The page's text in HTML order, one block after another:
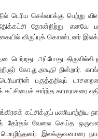
பெரிய செல்வாக்கு பெற்று
தோன்றிற்று. எனவே
விருப்புக் கொண்டனர்
அப்போது
கோ.து.நாயுடுநின்றார்.
பகுத்தறிவுப்
கட்சியைச் சார்ந்த காமராசரை
கட்சிக்குப் பணியாற்றிய
வேலை செய்த ஒருவரை
மொழிந்தனர். இலக்குவனாரை